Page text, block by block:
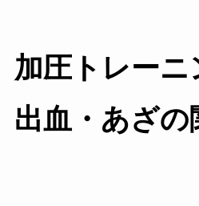
加圧トレー
出血・あざ